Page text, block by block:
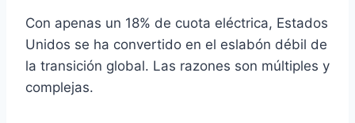
Con apenas un 18% de cuota eléctrica, Estados
Unidos se ha convertido en el eslabón débil de
la transición global. Las razones son múltiples y
complejas.